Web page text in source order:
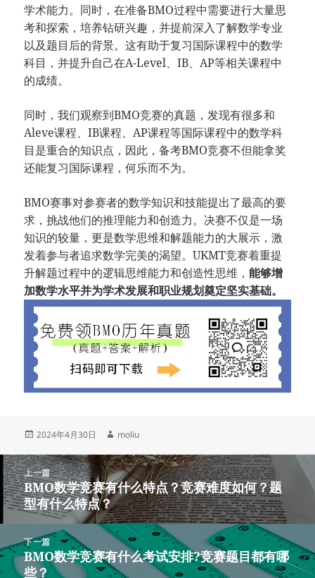
学术能力。同时，在准备BMO过程中需要进行大量思
考和探索，培养钻研兴趣，并提前深入了解数学专业
以及题目后的背景。这有助于复习国际课程中的数学
科目，并提升自己在A-Level、IB、AP等相关课程中
的成绩。
同时，我们观察到BMO竞赛的真题，发现有很多和
Aleve课程、IB课程、AP课程等国际课程中的数学科
目是重合的知识点，因此，备考BMO竞赛不但能拿奖
还能复习国际课程，何乐而不为。
BMO赛事对参赛者的数学知识和技能提出了最高的要
求，挑战他们的推理能力和创造力。决赛不仅是一场
知识的较量，更是数学思维和解题能力的大展示，激
发着参与者追求数学完美的渴望。UKMT竞赛着重提
升解题过程中的逻辑思维能力和创造性思维，能够增
加数学水平并为学术发展和职业规划奠定坚实基础。
发
于
2024年4月30日
作
moliu
文
章
导
航
上一篇
上
篇
文
章：
BMO数学竞赛有什么特点？竞赛难度如何？题
型有什么特点？
下一篇
下
篇
BMO数学竞赛有什么考试安排?竞赛题目都有哪
些？